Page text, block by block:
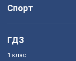
Спорт
ГДЗ
1 клас